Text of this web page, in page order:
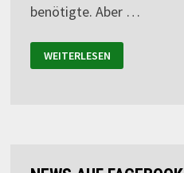
benötigte. Aber …
WEITERLESEN